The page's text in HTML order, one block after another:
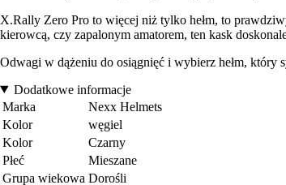
X.Rally Zero Pro to więcej niż tylko hełm, to
kierowcą, czy zapalonym amatorem, ten kask
Odwagi w dążeniu do osiągnięć i wybierz hełm, który
Dodatkowe informacje
Marka
Nexx Helmets
Kolor
węgiel
Kolor
Czarny
Płeć
Mieszane
Grupa wiekowa Dorośli